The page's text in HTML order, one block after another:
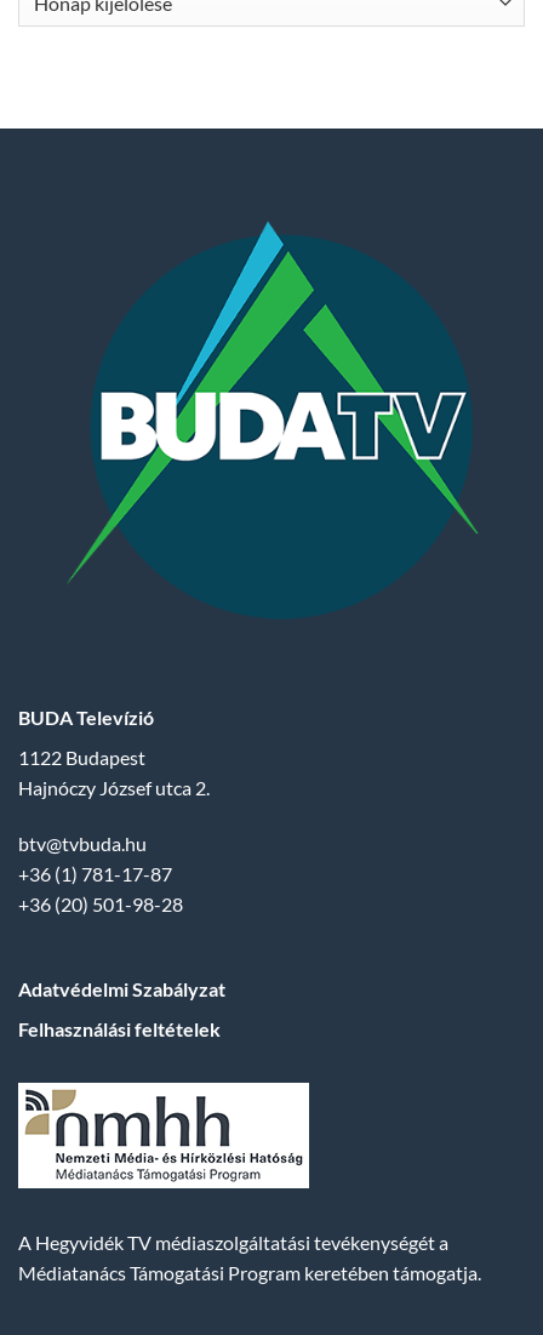
BUDA Televízió
1122 Budapest
Hajnóczy József utca 2.
btv@tvbuda.hu
+36 (1) 781-17-87
+36 (20) 501-98-28
Adatvédelmi Szabályzat
Felhasználási feltételek
A Hegyvidék TV médiaszolgáltatási tevékenységét a
Médiatanács Támogatási Program keretében támogatja.